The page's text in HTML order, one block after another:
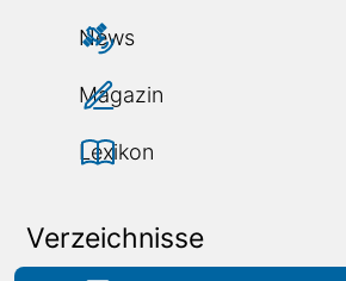
News
Magazin
Lexikon
Verzeichnisse